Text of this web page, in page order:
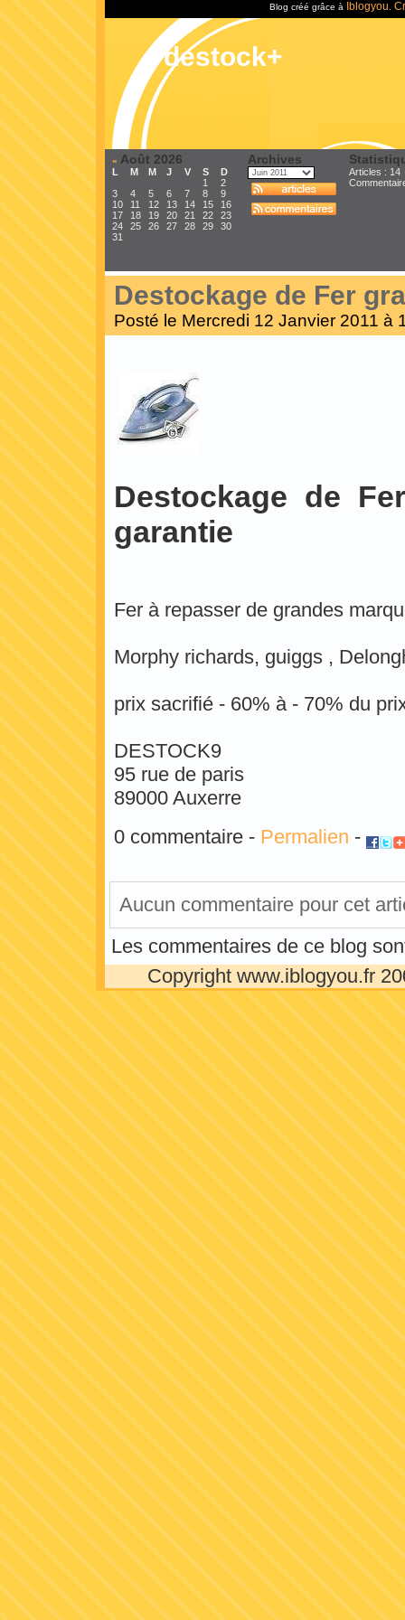
Blog créé grâce à Iblogyou
destock+
« Août 2026
L M M J V S
D
1
2
3
4 5 6 7 8
9
10
11 12 13 14 15
16
17
18 19 20 21 22
23
24
25 26 27 28 29
30
31
Archives
Articles : 14
Destockage de Fer
Posté le Mercredi 12 Janvier 2011 à
Destockage de
garantie
Fer à repasser de grandes
Morphy richards, guiggs ,
prix sacrifié - 60% à - 70% du
DESTOCK9
95 rue de paris
89000 Auxerre
0 commentaire - Permalien -
Aucun commentaire pour cet
Les commentaires de ce blog
Copyright www.iblogyou.fr